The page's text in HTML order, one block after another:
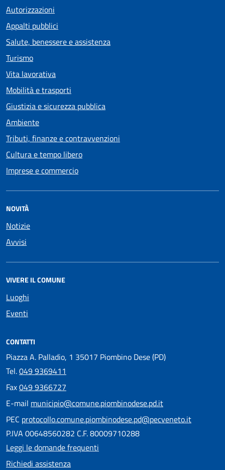
Autorizzazioni
Appalti pubblici
Salute, benessere e assistenza
Turismo
Vita lavorativa
Mobilità e trasporti
Giustizia e sicurezza pubblica
Ambiente
Tributi, finanze e contravvenzioni
Cultura e tempo libero
Imprese e commercio
NOVITÀ
Notizie
Avvisi
VIVERE IL COMUNE
Luoghi
Eventi
CONTATTI
Piazza A. Palladio, 1 35017 Piombino Dese (PD)
Tel.049 9369411
Fax049 9366727
E-mail municipio@comune.piombinodese.pd.it
PEC protocollo.comune.piombinodese.pd@pecveneto.it
P.IVA 00648560282 C.F. 80009710288
Leggi le domande frequenti
Richiedi assistenza